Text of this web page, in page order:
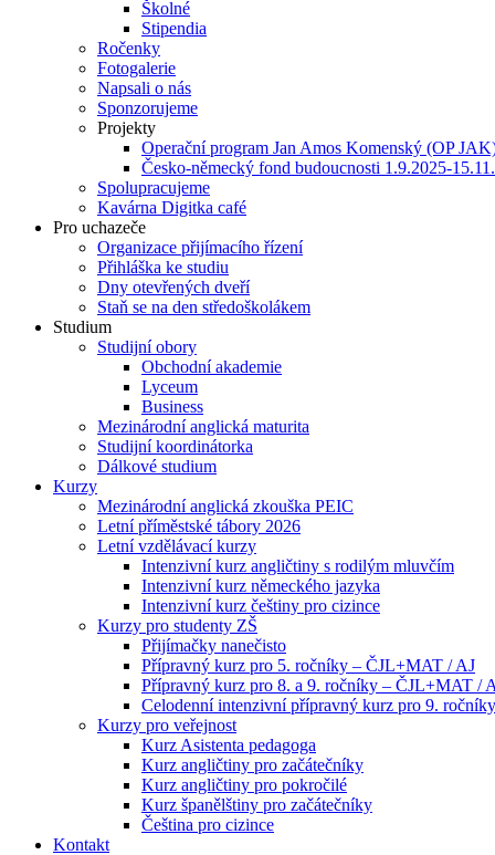
Školné
Stipendia
Ročenky
Fotogalerie
Napsali o nás
Sponzorujeme
Projekty
Operační program Jan Amos Komenský (OP
Česko-německý fond budoucnosti 1.9.2025-
Spolupracujeme
Kavárna Digitka café
Pro uchazeče
Organizace přijímacího řízení
Přihláška ke studiu
Dny otevřených dveří
Staň se na den středoškolákem
Studium
Studijní obory
Obchodní akademie
Lyceum
Business
Mezinárodní anglická maturita
Studijní koordinátorka
Dálkové studium
Kurzy
Mezinárodní anglická zkouška PEIC
Letní příměstské tábory 2026
Letní vzdělávací kurzy
Intenzivní kurz angličtiny s rodilým mluvčím
Intenzivní kurz německého jazyka
Intenzivní kurz češtiny pro cizince
Kurzy pro studenty ZŠ
Přijímačky nanečisto
Přípravný kurz pro 5. ročníky – ČJL+MAT / AJ
Přípravný kurz pro 8. a 9. ročníky – ČJL+MAT /
Celodenní intenzivní přípravný kurz pro 9.
Kurzy pro veřejnost
Kurz Asistenta pedagoga
Kurz angličtiny pro začátečníky
Kurz angličtiny pro pokročilé
Kurz španělštiny pro začátečníky
Čeština pro cizince
Kontakt